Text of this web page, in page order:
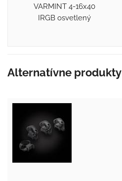
VARMINT 4-16x40
IRGB osvetlený
Alternatívne produkty